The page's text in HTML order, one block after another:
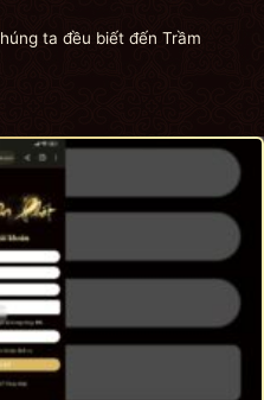
ta đều biết đến Trầm